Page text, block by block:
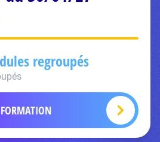
regroupés